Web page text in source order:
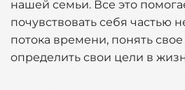
нашей семьи. Все это
почувствовать себя частью
потока времени, понять
определить свои цели в